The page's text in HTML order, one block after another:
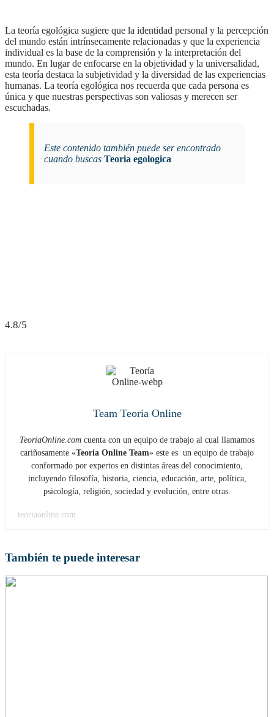
la teoría egológica sugiere que la identidad personal y la percepción
del mundo están intrínsecamente relacionadas y que la experiencia
individual es la base de la comprensión y la interpretación del
mundo. En lugar de enfocarse en la objetividad y la universalidad,
esta teoría destaca la subjetividad y la diversidad de las experiencias
humanas. La teoría egológica nos recuerda que cada persona es
única y que nuestras perspectivas son valiosas y merecen ser
escuchadas.
Este contenido también puede ser encontrado
cuando buscas Teoria egologica
4.8/5
Team Teoria Online
TeoriaOnline.com cuenta con un equipo de trabajo al cual llamamos
cariñosamente «Teoria Online Team» este es un equipo de trabajo
conformado por expertos en distintas áreas del conocimiento,
incluyendo filosofía, historia, ciencia, educación, arte, política,
psicología, religión, sociedad y evolución, entre otras.
teoriaonline.com
También te puede interesar